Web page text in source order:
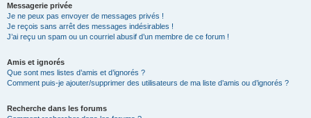
Messagerie privée
Je ne peux pas envoyer de messages privés !
Je reçois sans arrêt des messages indésirables !
J’ai reçu un spam ou un courriel abusif d’un membre de ce forum !
Amis et ignorés
Que sont mes listes d’amis et d’ignorés ?
Comment puis-je ajouter/supprimer des utilisateurs de ma liste d’amis ou d’ignorés ?
Recherche dans les forums